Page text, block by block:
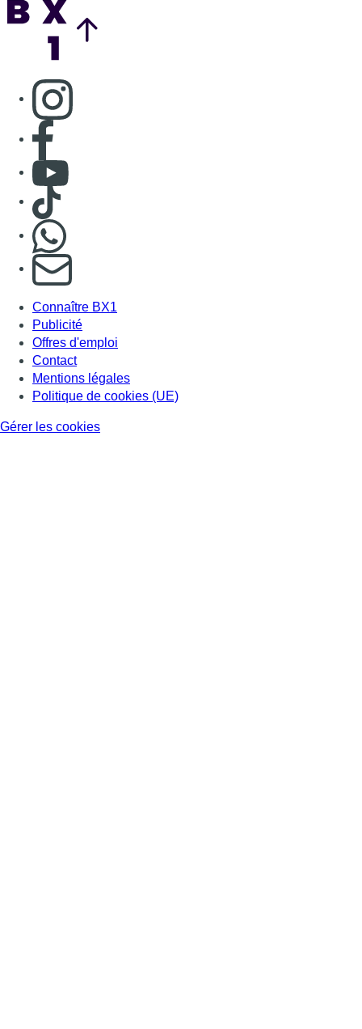
Consulter page Instagram
Consulter page Facebook
Consulter Youtube
Consulter TikTok
S'abonner à notre newsletter
Connaître BX1
Publicité
Offres d'emploi
Contact
Mentions légales
Politique de cookies (UE)
Gérer les cookies